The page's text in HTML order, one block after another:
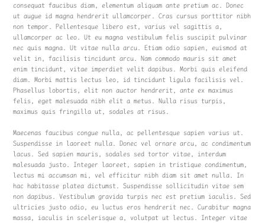
consequat faucibus diam, elementum aliquam ante pretium ac. Donec
ut augue id magna hendrerit ullamcorper. Cras cursus porttitor nibh
non tempor. Pellentesque libero est, varius vel sagittis a,
ullamcorper ac leo. Ut eu magna vestibulum felis suscipit pulvinar
nec quis magna. Ut vitae nulla arcu. Etiam odio sapien, euismod at
velit in, facilisis tincidunt arcu. Nam commodo mauris sit amet
enim tincidunt, vitae imperdiet velit dapibus. Morbi quis eleifend
diam. Morbi mattis lectus leo, id tincidunt ligula facilisis vel.
Phasellus lobortis, elit non auctor hendrerit, ante ex maximus
felis, eget malesuada nibh elit a metus. Nulla risus turpis,
maximus quis fringilla ut, sodales at risus.
Maecenas faucibus congue nulla, ac pellentesque sapien varius ut.
Suspendisse in laoreet nulla. Donec vel ornare arcu, ac condimentum
lacus. Sed sapien mauris, sodales sed tortor vitae, interdum
malesuada justo. Integer laoreet, sapien in tristique condimentum,
lectus mi accumsan mi, vel efficitur nibh diam sit amet nulla. In
hac habitasse platea dictumst. Suspendisse sollicitudin vitae sem
non dapibus. Vestibulum gravida turpis nec est pretium iaculis. Sed
ultricies justo odio, eu luctus eros hendrerit nec. Curabitur magna
massa, iaculis in scelerisque a, volutpat ut lectus. Integer vitae